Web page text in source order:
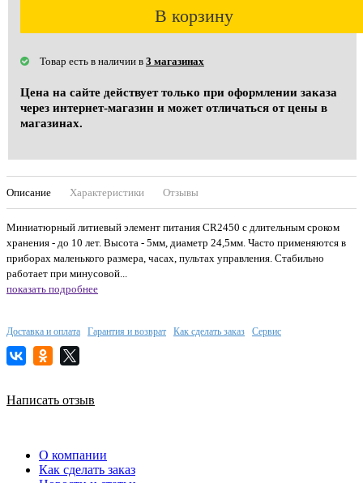
В корзину
Товар есть в наличии в 3 магазинах
Цена на сайте действует только при оформлении заказа
через интернет-магазин и может отличаться от цены в
магазинах.
Описание Характеристики Отзывы
Миниатюрный литиевый элемент питания СR2450 с длительным сроком
хранения - до 10 лет. Высота - 5мм, диаметр 24,5мм. Часто применяются в
приборах маленького размера, часах, пультах управления. Стабильно
работает при минусовой...
показать подробнее
Доставка и оплата Гарантия и возврат Как сделать заказ Сервис
Написать отзыв
О компании
Как сделать заказ